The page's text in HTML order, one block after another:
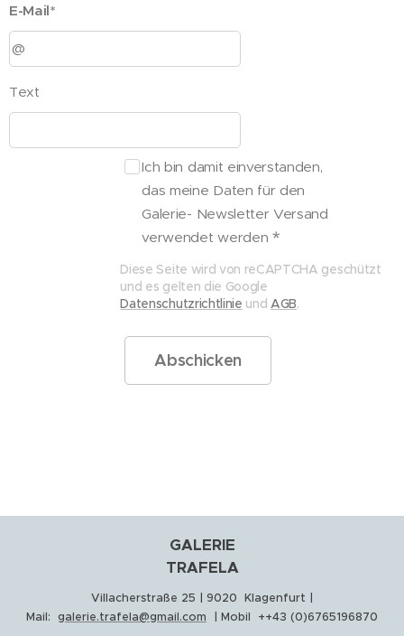
E-Mail*
Text
Ich bin damit einverstanden,
das meine Daten für den
Galerie- Newsletter Versand
verwendet werden
Diese Seite wird von reCAPTCHA geschützt
und es gelten die Google
Datenschutzrichtlinie undAGB.
Abschicken
GALERIE
TRAFELA
Villacherstraße 25 | 9020 Klagenfurt |
Mail: galerie.trafela@gmail.com | Mobil ++43 (0)6765196870